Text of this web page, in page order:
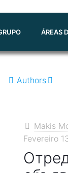
ÁREAS
Authors
Makis
Fevereiro